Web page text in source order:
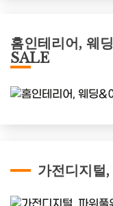
홈인테리어, 웨
SALE
가전디지털